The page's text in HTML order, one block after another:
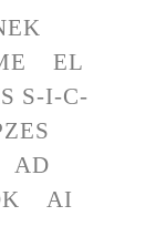
EL
S-I-C-
AD
AI